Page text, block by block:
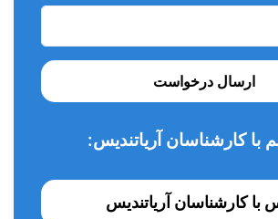
ارسال درخواست
کارشناسان آریاتندیس:
با کارشناسان آریاتندیس